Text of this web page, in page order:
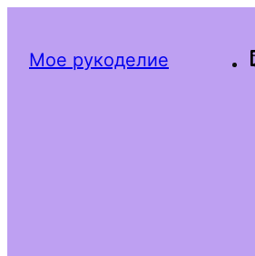
Мое рукоделие